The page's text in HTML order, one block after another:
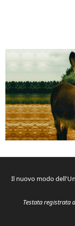
asina_evidenza.jpg
Il nuovo modo
Testata registrata